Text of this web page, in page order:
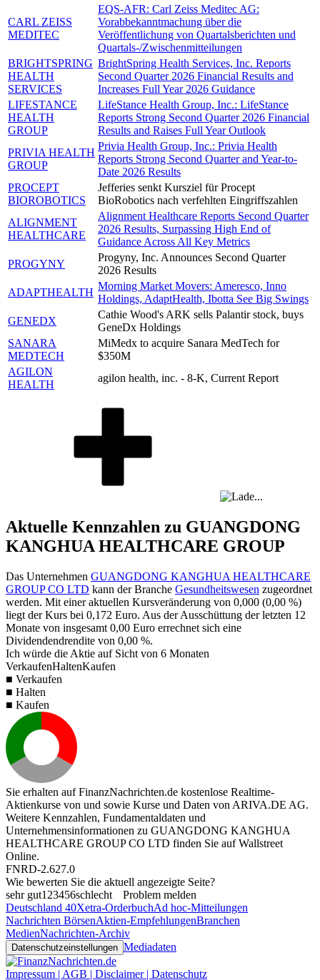
CARL ZEISS
MEDITEC
EQS-AFR: Carl Zeiss Meditec AG:
Vorabbekanntmachung über die
Veröffentlichung von Quartalsberichten und
Quartals-/Zwischenmitteilungen
BRIGHTSPRING
HEALTH
SERVICES
BrightSpring Health Services, Inc. Reports
Second Quarter 2026 Financial Results and
Increases Full Year 2026 Guidance
LIFESTANCE
HEALTH
GROUP
LifeStance Health Group, Inc.: LifeStance
Reports Strong Second Quarter 2026 Financial
Results and Raises Full Year Outlook
PRIVIA HEALTH
GROUP
Privia Health Group, Inc.: Privia Health
Reports Strong Second Quarter and Year-to-
Date 2026 Results
PROCEPT
BIOROBOTICS
Jefferies senkt Kursziel für Procept
BioRobotics nach verfehlten Eingriffszahlen
ALIGNMENT
HEALTHCARE
Alignment Healthcare Reports Second Quarter
2026 Results, Surpassing High End of
Guidance Across All Key Metrics
PROGYNY
Progyny, Inc. Announces Second Quarter
2026 Results
ADAPTHEALTH
Morning Market Movers: Ameresco, Inno
Holdings, AdaptHealth, Ibotta See Big Swings
GENEDX
Cathie Wood's ARK sells Palantir stock, buys
GeneDx Holdings
SANARA
MEDTECH
MiMedx to acquire Sanara MedTech for
$350M
AGILON
HEALTH
agilon health, inc. - 8-K, Current Report
Aktuelle Kennzahlen zu GUANGDONG
KANGHUA HEALTHCARE GROUP
Das Unternehmen GUANGDONG KANGHUA HEALTHCARE
GROUP CO LTD kann der Branche Gesundheitswesen zugeordnet
werden. Mit einer aktuellen Kursveränderung von 0,000 (0,00 %)
liegt der Kurs bei 0,172 Euro. Aus der Ausschüttung der letzten 12
Monate von insgesamt 0,00 Euro errechnet sich eine
Dividendendrendite von 0,00 %.
Ich würde die Aktie auf Sicht von 6 Monaten
VerkaufenHaltenKaufen
■ Verkaufen
■ Halten
■ Kaufen
Sie erhalten auf FinanzNachrichten.de kostenlose Realtime-
Aktienkurse von und sowie Kurse und Daten von ARIVA.DE AG.
Weitere Kennzahlen, Fundamentaldaten und
Unternehmensinformationen zu GUANGDONG KANGHUA
HEALTHCARE GROUP CO LTD finden Sie aufWallstreet
Online.
FNRD-2.627.0
Wie bewerten Sie die aktuell angezeigte Seite?
sehr gut1 23456schlecht
Problem melden
Deutschland 40Xetra-OrderbuchAd hoc-Mitteilungen
Nachrichten BörsenAktien-EmpfehlungenBranchen
MedienNachrichten-Archiv
Datenschutzeinstellungen Mediadaten
Impressum | AGB | Disclaimer | Datenschutz